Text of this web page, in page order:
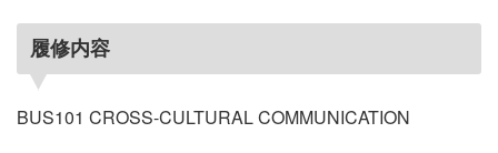
履修内容
BUS101 CROSS-CULTURAL COMMUNICATION